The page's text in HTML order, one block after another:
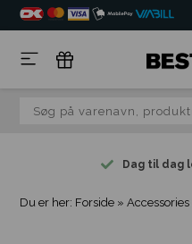
Dag til dag
Du er her: Forside »Accessories